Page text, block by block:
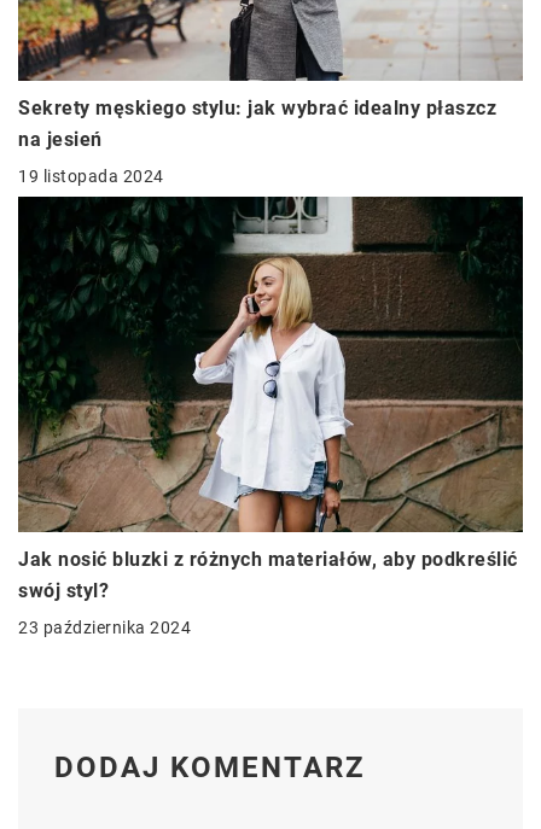
Sekrety męskiego stylu: jak wybrać idealny płaszcz
na jesień
19 listopada 2024
Jak nosić bluzki z różnych materiałów, aby podkreślić
swój styl?
23 października 2024
DODAJ KOMENTARZ